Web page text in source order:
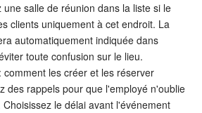
une salle de réunion dans la liste si le
clients uniquement à cet endroit. La
automatiquement indiquée dans
toute confusion sur le lieu.
comment les créer et les réserver
des rappels pour que l'employé n'oublie
le délai avant l'événement